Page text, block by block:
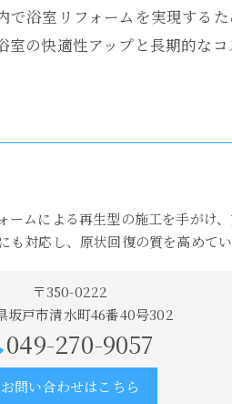
浴室リフォームを実現する
の快適性アップと長期的な
ームによる再生型の施工を手がけ
対応し、原状回復の質を高めてい
〒350-0222
坂戸市清水町46番40号302
049-270-9057
お問い合わせはこちら